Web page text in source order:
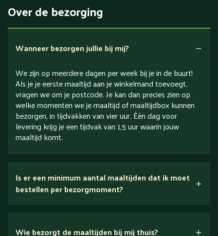
Verlaagd in koolhydraten
Verlaagd in zout
Over de bezorging
Wanneer bezorgen jullie bij mij?
We zijn op meerdere dagen per week bij je in de buurt!
Als je je eerste maaltijd aan je winkelmand toevoegt,
vragen we om je postcode. Je kan dan precies zien op
welke momenten we je maaltijd of maaltijdbox kunnen
bezorgen, in tijdvakken van vier uur. Één dag voor
levering krijg je een tijdvak van 1,5 uur waarin jouw
maaltijd komt.
Is er een minimum aantal maaltijden dat ik moet
bestellen per bezorgmoment?
Wie bezorgt de maaltijden bij mij thuis?